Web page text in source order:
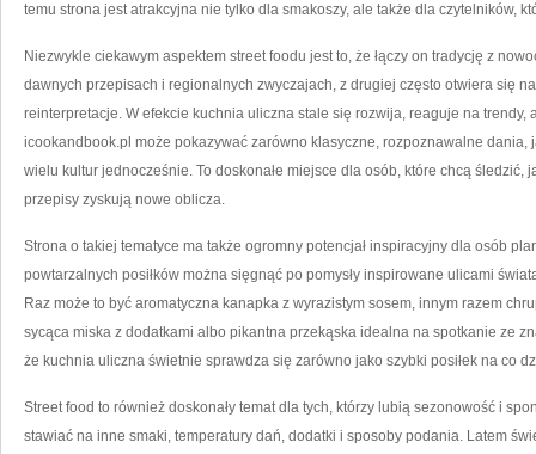
temu strona jest atrakcyjna nie tylko dla smakoszy, ale także dla czytelników,
Niezwykle ciekawym aspektem street foodu jest to, że łączy on tradycję z
dawnych przepisach i regionalnych zwyczajach, z drugiej często otwiera się
reinterpretacje. W efekcie kuchnia uliczna stale się rozwija, reaguje na trendy,
icookandbook.pl może pokazywać zarówno klasyczne, rozpoznawalne dania,
wielu kultur jednocześnie. To doskonałe miejsce dla osób, które chcą śledzić,
przepisy zyskują nowe oblicza.
Strona o takiej tematyce ma także ogromny potencjał inspiracyjny dla osób
powtarzalnych posiłków można sięgnąć po pomysły inspirowane ulicami
Raz może to być aromatyczna kanapka z wyrazistym sosem, innym razem
sycąca miska z dodatkami albo pikantna przekąska idealna na spotkanie ze
że kuchnia uliczna świetnie sprawdza się zarówno jako szybki posiłek na co
Street food to również doskonały temat dla tych, którzy lubią sezonowość i
stawiać na inne smaki, temperatury dań, dodatki i sposoby podania. Latem